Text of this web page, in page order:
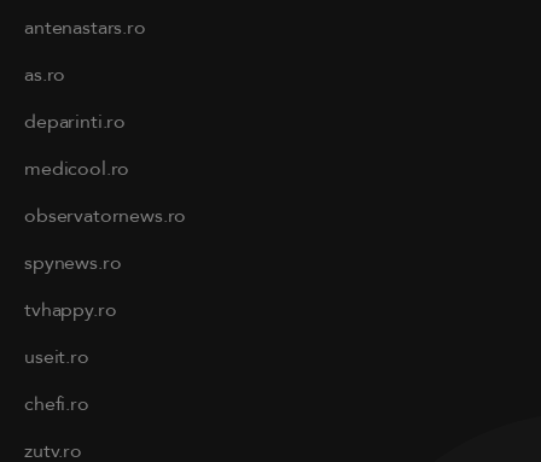
antenastars.ro
as.ro
deparinti.ro
medicool.ro
observatornews.ro
spynews.ro
tvhappy.ro
useit.ro
chefi.ro
zutv.ro